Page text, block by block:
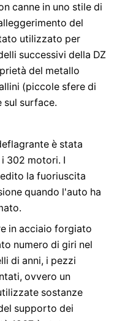
canne in uno stile di
del
utilizzato per
successivi della DZ
del metallo
(piccole sfere di
sul surface.
è stata
302 motori. I
la fuoriuscita
quando l'auto ha
in acciaio forgiato
numero di giri nel
di anni, i pezzi
ovvero un
sostanze
supporto dei